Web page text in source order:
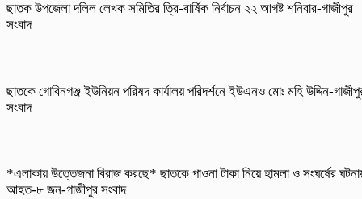
ছাতক উপজেলা দলিল লেখক সমিতির ত্রি-বার্ষিক নির্বাচন ২২ আগষ্ট শনিবার-গাজীপুর
সংবাদ
ছাতকে গোবিনগঞ্জ ইউনিয়ন পরিষদ কার্যালয় পরিদর্শনে ইউএনও মোঃ মহি উদ্দিন-
সংবাদ
*এলাকায় উত্তেজনা বিরাজ করছে* ছাতকে পাওনা টাকা নিয়ে হামলা ও সংঘর্ষের
আহত-৮ জন-গাজীপুর সংবাদ